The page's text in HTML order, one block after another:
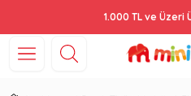
1.000 TL ve Üzeri